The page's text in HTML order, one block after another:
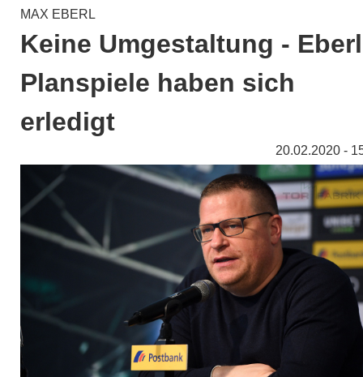
MAX EBERL
Keine Umgestaltung -
Planspiele haben sich
erledigt
20.02.2020 -